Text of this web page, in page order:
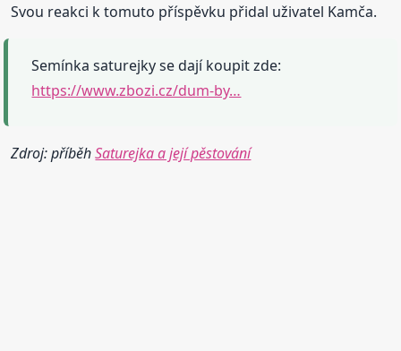
Svou reakci k tomuto příspěvku přidal uživatel Kamča.
Semínka saturejky se dají koupit zde:
https://www.zbozi.cz/dum-by…
Zdroj: příběhSaturejka a její pěstování